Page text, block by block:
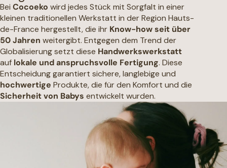
Bei Cocoeko wird jedes Stück mit Sorgfalt in einer
kleinen traditionellen Werkstatt in der Region Hauts-
de-France hergestellt, die ihr Know-how seit über
50 Jahren weitergibt. Entgegen dem Trend der
Globalisierung setzt diese Handwerkswerkstatt
auf lokale und anspruchsvolle Fertigung. Diese
Entscheidung garantiert sichere, langlebige und
hochwertige Produkte, die für den Komfort und die
Sicherheit von Babys entwickelt wurden.